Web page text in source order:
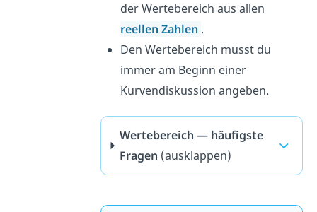
der Wertebereich aus allen
reellen Zahlen .
Den Wertebereich musst du
immer am Beginn einer
Kurvendiskussion angeben.
Wertebereich — häufigste
Fragen (ausklappen)